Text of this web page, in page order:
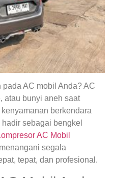
AC mobil Anda? AC
atau bunyi aneh saat
berkendara
hadir sebagai bengkel
AC Mobil
segala
tepat, dan profesional.